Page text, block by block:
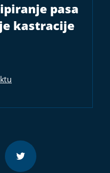
pasa
kastracije